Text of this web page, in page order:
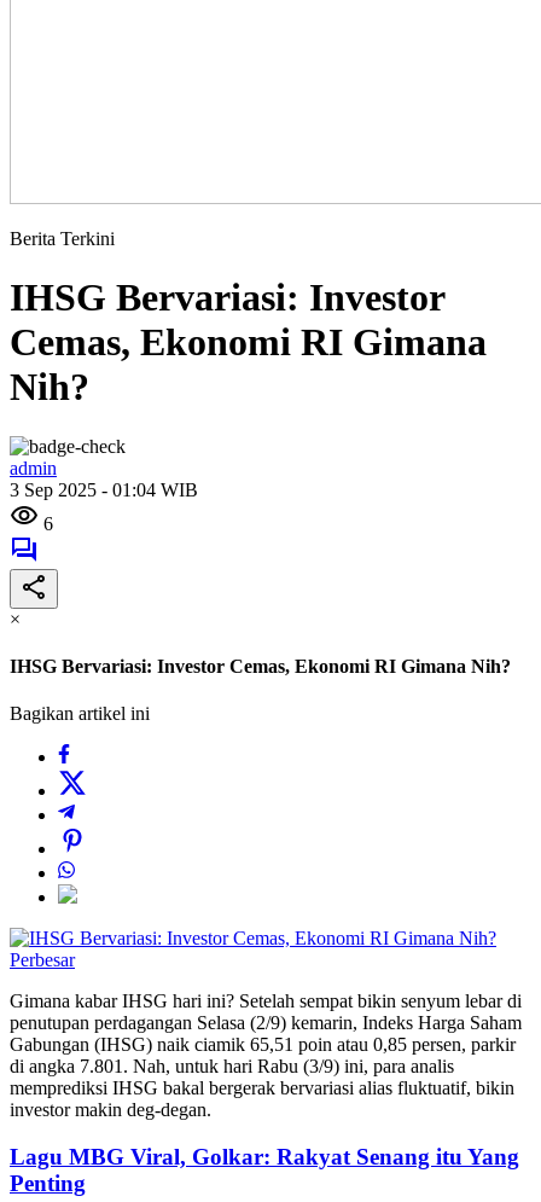
Berita Terkini
IHSG Bervariasi: Investor
Cemas, Ekonomi RI Gimana
Nih?
admin
3 Sep 2025 - 01:04 WIB
6
×
IHSG Bervariasi: Investor Cemas, Ekonomi RI Gimana Nih?
Bagikan artikel ini
Perbesar
Gimana kabar IHSG hari ini? Setelah sempat bikin senyum lebar di
penutupan perdagangan Selasa (2/9) kemarin, Indeks Harga Saham
Gabungan (IHSG) naik ciamik 65,51 poin atau 0,85 persen, parkir
di angka 7.801. Nah, untuk hari Rabu (3/9) ini, para analis
memprediksi IHSG bakal bergerak bervariasi alias fluktuatif, bikin
investor makin deg-degan.
Lagu MBG Viral, Golkar: Rakyat Senang itu Yang
Penting